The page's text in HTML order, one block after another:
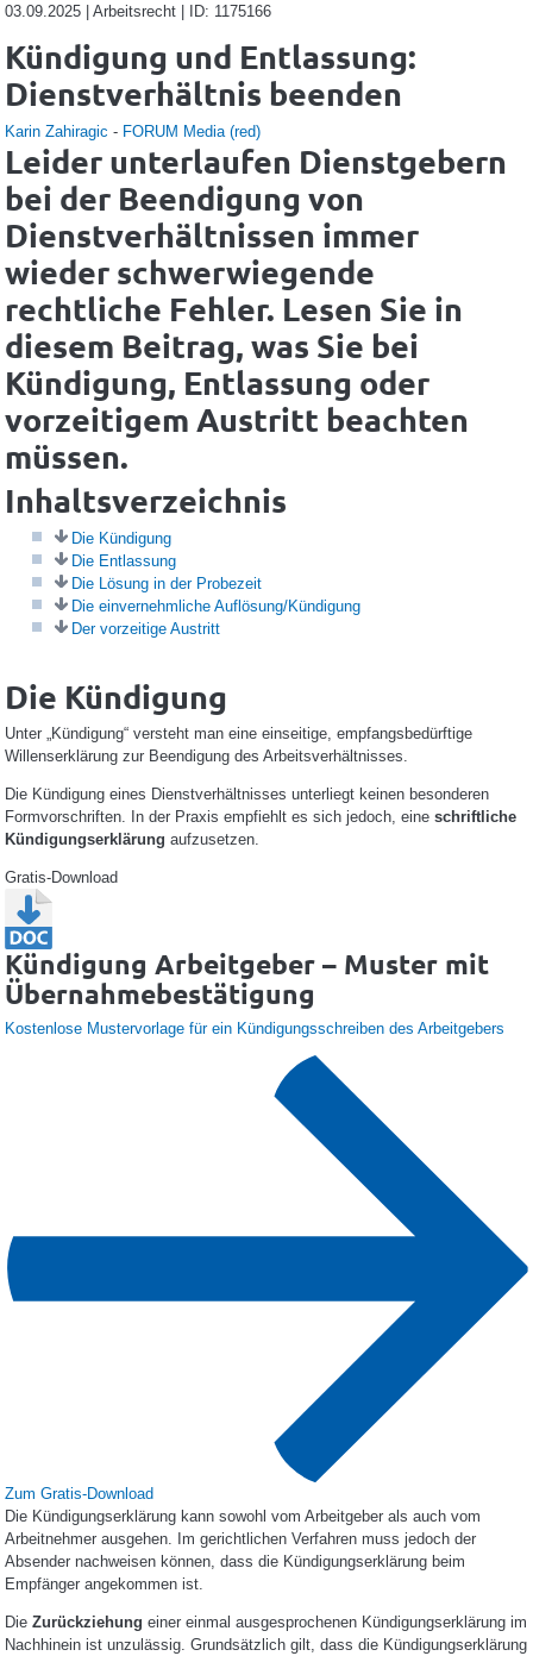
03.09.2025 | Arbeitsrecht | ID: 1175166
Kündigung und Entlassung:
Dienstverhältnis beenden
Karin Zahiragic - FORUM Media (red)
Leider unterlaufen Dienstgebern
bei der Beendigung von
Dienstverhältnissen immer
wieder schwerwiegende
rechtliche Fehler. Lesen Sie in
diesem Beitrag, was Sie bei
Kündigung, Entlassung oder
vorzeitigem Austritt beachten
müssen.
Inhaltsverzeichnis
Die Kündigung
Die Entlassung
Die Lösung in der Probezeit
Die einvernehmliche Auflösung/Kündigung
Der vorzeitige Austritt
Die Kündigung
Unter „Kündigung“ versteht man eine einseitige, empfangsbedürftige
Willenserklärung zur Beendigung des Arbeitsverhältnisses.
Die Kündigung eines Dienstverhältnisses unterliegt keinen besonderen
Formvorschriften. In der Praxis empfiehlt es sich jedoch, eine schriftliche
Kündigungserklärung aufzusetzen.
Gratis-Download
Kündigung Arbeitgeber – Muster mit
Übernahmebestätigung
Kostenlose Mustervorlage für ein Kündigungsschreiben des Arbeitgebers
Zum Gratis-Download
Die Kündigungserklärung kann sowohl vom Arbeitgeber als auch vom
Arbeitnehmer ausgehen. Im gerichtlichen Verfahren muss jedoch der
Absender nachweisen können, dass die Kündigungserklärung beim
Empfänger angekommen ist.
Die Zurückziehung einer einmal ausgesprochenen Kündigungserklärung im
Nachhinein ist unzulässig. Grundsätzlich gilt, dass die Kündigungserklärung